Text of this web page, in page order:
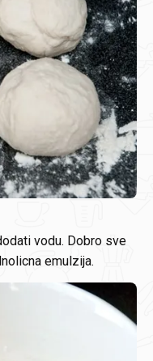
vodu. Dobro sve
emulzija.